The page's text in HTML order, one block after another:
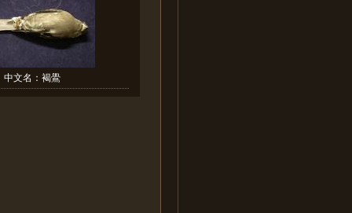
中文名：褐鷽